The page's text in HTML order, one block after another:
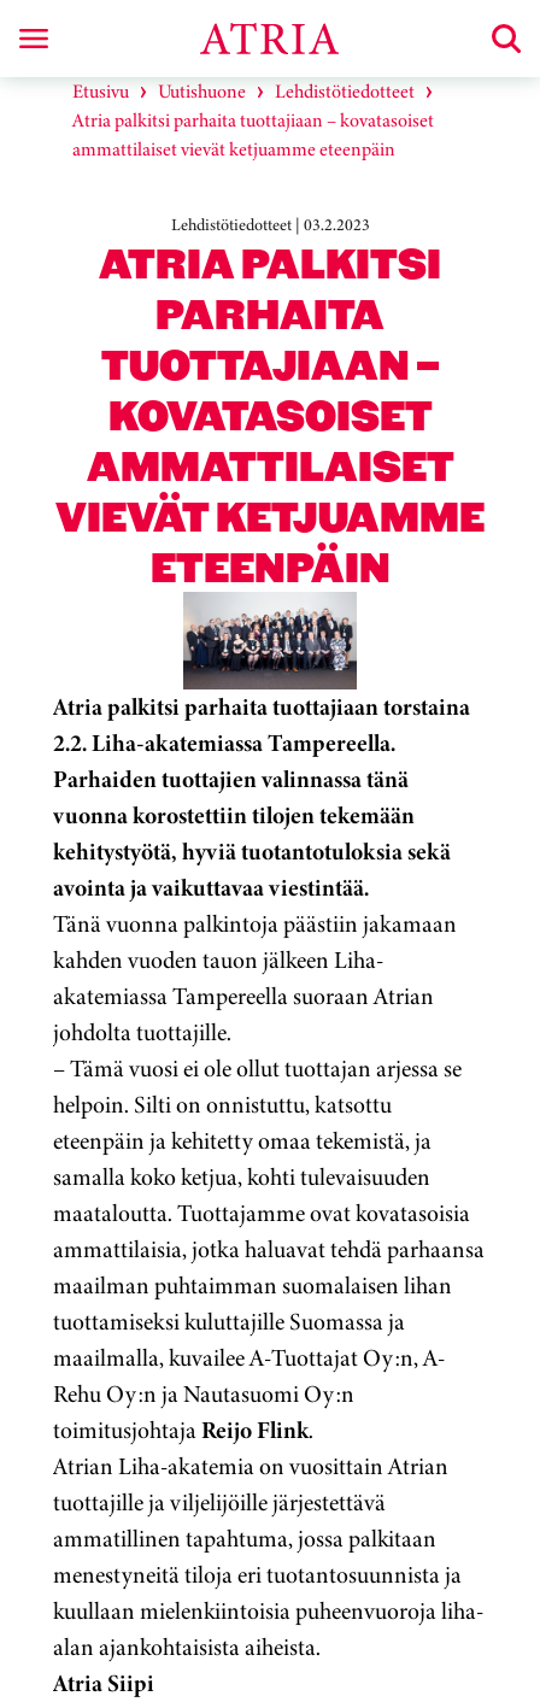
Etusivu Uutishuone
Lehdistötiedotteet
Atria palkitsi parhaita tuottajiaan – kovatasoiset
ammattilaiset vievät ketjuamme eteenpäin
Lehdistötiedotteet | 03.2.2023
ATRIA PALKITSI
PARHAITA
TUOTTAJIAAN –
KOVATASOISET
AMMATTILAISET
VIEVÄT KETJUAMME
ETEENPÄIN
Atria palkitsi parhaita tuottajiaan torstaina
2.2. Liha-akatemiassa Tampereella.
Parhaiden tuottajien valinnassa tänä
vuonna korostettiin tilojen tekemään
kehitystyötä, hyviä tuotantotuloksia sekä
avointa ja vaikuttavaa viestintää.
Tänä vuonna palkintoja päästiin jakamaan
kahden vuoden tauon jälkeen Liha-
akatemiassa Tampereella suoraan Atrian
johdolta tuottajille.
– Tämä vuosi ei ole ollut tuottajan arjessa se
helpoin. Silti on onnistuttu, katsottu
eteenpäin ja kehitetty omaa tekemistä, ja
samalla koko ketjua, kohti tulevaisuuden
maataloutta. Tuottajamme ovat kovatasoisia
ammattilaisia, jotka haluavat tehdä parhaansa
maailman puhtaimman suomalaisen lihan
tuottamiseksi kuluttajille Suomassa ja
maailmalla, kuvailee A-Tuottajat Oy:n, A-
Rehu Oy:n ja Nautasuomi Oy:n
toimitusjohtajaReijo Flink.
Atrian Liha-akatemia on vuosittain Atrian
tuottajille ja viljelijöille järjestettävä
ammatillinen tapahtuma, jossa palkitaan
menestyneitä tiloja eri tuotantosuunnista ja
kuullaan mielenkiintoisia puheenvuoroja liha-
alan ajankohtaisista aiheista.
Atria Siipi